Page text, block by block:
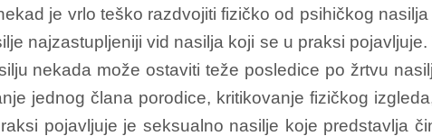
je vrlo teško razdvojiti fizičko od psihičkog
najzastupljeniji vid nasilja koji se u praksi
nekada može ostaviti teže posledice po žrtvu
jednog člana porodice, kritikovanje fizičkog
pojavljuje je seksualno nasilje koje predstavlja